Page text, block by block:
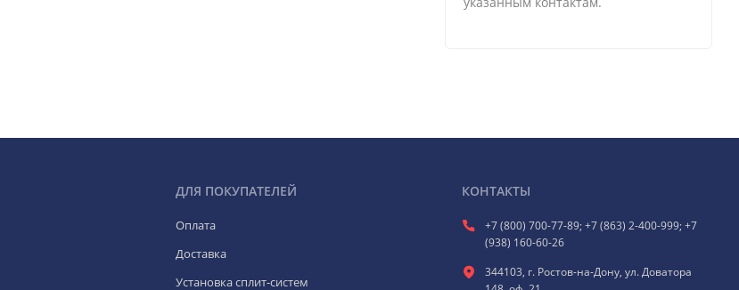
ДЛЯ ПОКУПАТЕЛЕЙ
Оплата
Доставка
Установка сплит-систем
КОНТАКТЫ
+7 (800) 700-77-89; +7 (863) 2-400-999; +7
(938) 160-60-26
344103, г. Ростов-на-Дону, ул. Доватора